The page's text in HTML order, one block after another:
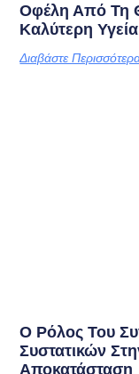
Οφέλη Από Τη
Καλύτερη
Διαβάστε
Ο Ρόλος Του
Συστατικών
Αποκατάσταση